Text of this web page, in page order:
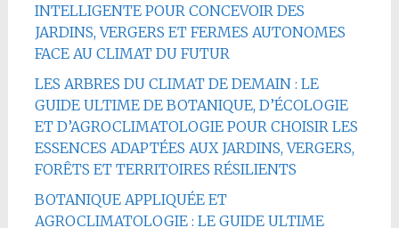
INTELLIGENTE POUR CONCEVOIR DES
JARDINS, VERGERS ET FERMES AUTONOMES
FACE AU CLIMAT DU FUTUR
LES ARBRES DU CLIMAT DE DEMAIN : LE
GUIDE ULTIME DE BOTANIQUE, D’ÉCOLOGIE
ET D’AGROCLIMATOLOGIE POUR CHOISIR LES
ESSENCES ADAPTÉES AUX JARDINS, VERGERS,
FORÊTS ET TERRITOIRES RÉSILIENTS
BOTANIQUE APPLIQUÉE ET
AGROCLIMATOLOGIE : LE GUIDE ULTIME